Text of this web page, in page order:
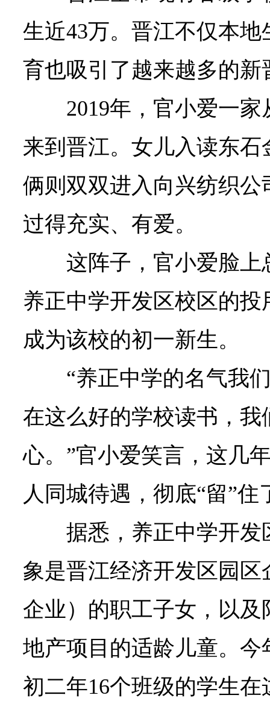
生近43万。晋江不仅本
育也吸引了越来越多的新
2019年，官小爱一
来到晋江。女儿入读东
俩则双双进入向兴纺织
过得充实、有爱。
这阵子，官小爱脸
养正中学开发区校区的
成为该校的初一新生。
“养正中学的名气我
在这么好的学校读书，我
心。”官小爱笑言，这几
人同城待遇，彻底“留”住
据悉，养正中学开
象是晋江经济开发区园
企业）的职工子女，以
地产项目的适龄儿童。
初二年16个班级的学生